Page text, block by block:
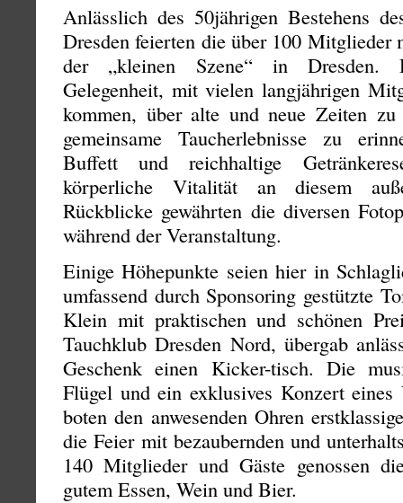
Anlässlich des 50jährigen Bestehens
Dresden feierten die über 100 Mitglieder
der „kleinen Szene“ in Dresden.
Gelegenheit, mit vielen langjährigen
kommen, über alte und neue Zeiten
gemeinsame Taucherlebnisse zu
Buffett und reichhaltige
körperliche Vitalität an diesem
Rückblicke gewährten die diversen
während der Veranstaltung.
Einige Höhepunkte seien hier in
umfassend durch Sponsoring gestützte
Klein mit praktischen und schönen
Tauchklub Dresden Nord, übergab
Geschenk einen Kicker-tisch. Die
Flügel und ein exklusives Konzert
boten den anwesenden Ohren
die Feier mit bezaubernden und
140 Mitglieder und Gäste genossen
gutem Essen, Wein und Bier.